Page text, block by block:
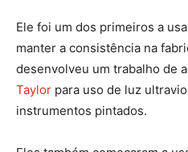
Ele foi um dos primeiros a
manter a consistência na
desenvolveu um trabalho de
Taylor para uso de luz
instrumentos pintados.